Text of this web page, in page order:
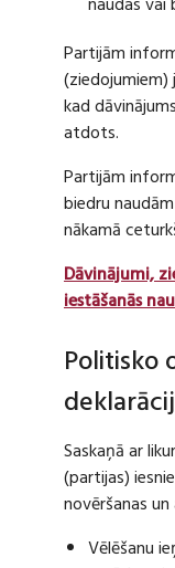
Partijām
(ziedojumiem)
kad
atdots.
Partijām
biedru
nākamā
Dāvinājumi,
iestāšanās
Politisko
Saskaņā ar
(partijas)
novēršanas
Vēlēšanu